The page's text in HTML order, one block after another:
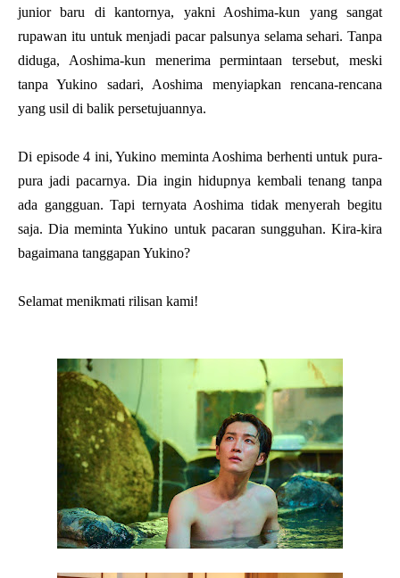
junior baru di kantornya, yakni Aoshima-kun yang sangat
rupawan itu untuk menjadi pacar palsunya selama sehari. Tanpa
diduga, Aoshima-kun menerima permintaan tersebut, meski
tanpa Yukino sadari, Aoshima menyiapkan rencana-rencana
yang usil di balik persetujuannya.
Di episode 4 ini, Yukino meminta Aoshima berhenti untuk pura-
pura jadi pacarnya. Dia ingin hidupnya kembali tenang tanpa
ada gangguan. Tapi ternyata Aoshima tidak menyerah begitu
saja. Dia meminta Yukino untuk pacaran sungguhan. Kira-kira
bagaimana tanggapan Yukino?
Selamat menikmati rilisan kami!